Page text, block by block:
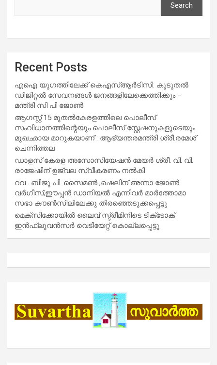
Search
Recent Posts
എഐ യുഗത്തിലേക്ക് കെഎസ്ആർടിസി: കൂടുതൽ
ഡിജിറ്റൽ സേവനങ്ങൾ ജനങ്ങളിലേക്കെത്തിക്കും –
മന്ത്രി സി പി ജോൺ
ആഗസ്റ്റ് 15 മുതല്‍കേരളത്തിലെ പൊലീസ്
സംവിധാനത്തിന്റെയും പൊലീസ് സ്റ്റേഷനുകളുടെയും
മുഖഛായ മാറുകയാണ് : ആഭ്യന്തരമന്ത്രി ശ്രീ.രമേശ്
ചെന്നിത്തല
ഡാളസ് കേരള അസോസിയേഷൻ മേയർ ശ്രീ. വി. വി.
രാജേഷിന് ഉജ്വല സ്വീകരണം നൽകി
റവ . ബിജു പി. സൈമൺ ,ഷെലിന് അന്നാ ജോൺ
വർഗീസ്,ഈപ്പൻ ഡാനിയൽ എന്നിവർ മാർത്തോമാ
സഭാ കൗൺസിലിലേക്കു തിരഞ്ഞെടുക്കപ്പെട്ടു
മെക്സിക്കോയിൽ ലൈവ് സ്ട്രീമിനിടെ ടിക്‌ടോക്
ഇൻഫ്ലുവൻസർ വെടിയേറ്റ് കൊല്ലപ്പെട്ടു